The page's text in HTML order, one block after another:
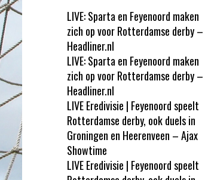
LIVE: Sparta en Feyenoord maken
zich op voor Rotterdamse derby –
Headliner.nl
LIVE: Sparta en Feyenoord maken
zich op voor Rotterdamse derby –
Headliner.nl
LIVE Eredivisie | Feyenoord speelt
Rotterdamse derby, ook duels in
Groningen en Heerenveen – Ajax
Showtime
LIVE Eredivisie | Feyenoord speelt